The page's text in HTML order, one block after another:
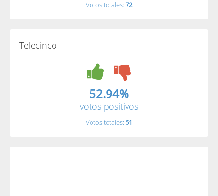
Votos totales: 72
Telecinco
52.94%
votos positivos
Votos totales: 51